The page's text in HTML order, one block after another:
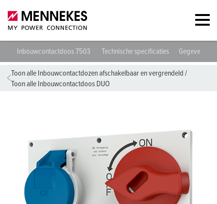
Inbouwcontactdoos 7503 Technische specificaties
Toon alle Inbouwcontactdozen afschakelbaar en vergrendeld /
Toon alle Inbouwcontactdoos DUO